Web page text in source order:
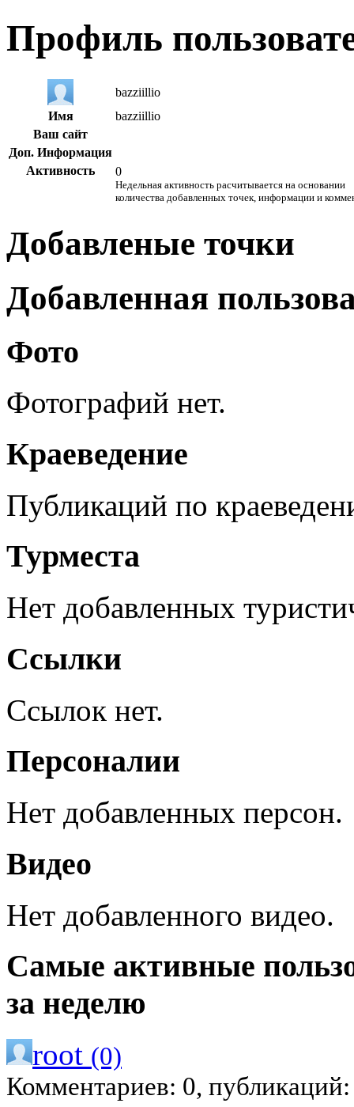
Профиль
bazziillio
Имя
bazziillio
Ваш сайт
Доп. Информация
Активность
0
Недельная активность расчитывается на основании
количества добавленных точек, информации и
Добавленые точки
Добавленная
Фото
Фотографий нет.
Краеведение
Публикаций по
Турместа
Нет добавленных
Ссылки
Ссылок нет.
Персоналии
Нет добавленных персон.
Видео
Нет добавленного видео.
Самые активные
за неделю
root (0)
Комментариев: 0,